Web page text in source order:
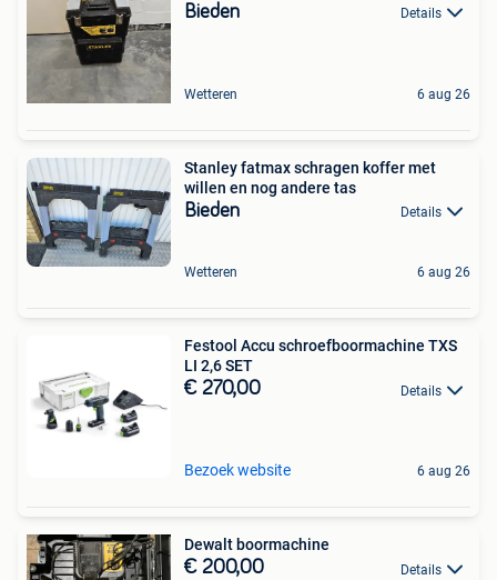
Bieden Details
Wetteren 6 aug 26
Stanley fatmax schragen koffer met
willen en nog andere tas
Bieden Details
Wetteren 6 aug 26
Festool Accu schroefboormachine TXS
LI 2,6 SET
€ 270,00 Details
Bezoek website 6 aug 26
Dewalt boormachine
€ 200,00 Details